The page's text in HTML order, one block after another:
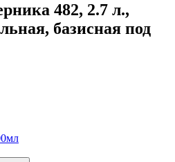
482, 2.7 л.,
базисная под